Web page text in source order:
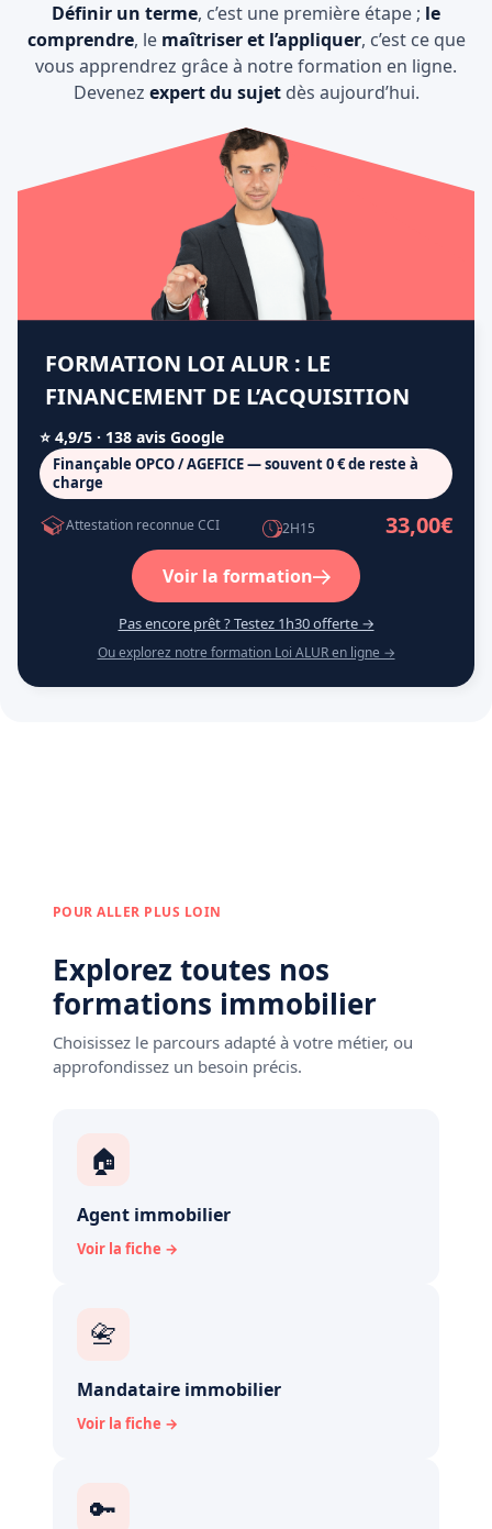
Définir un terme, c’est une première étape ; le
comprendre, le maîtriser et l’appliquer, c’est ce que
vous apprendrez grâce à notre formation en ligne.
Devenez expert du sujetdès aujourd’hui.
FORMATION LOI ALUR : LE
FINANCEMENT DE L’ACQUISITION
⭐ 4,9/5 · 138 avis Google
Finançable OPCO / AGEFICE — souvent 0 € de reste à
charge
Attestation reconnue CCI 2H15 33,00€
Voir la formation
Pas encore prêt ? Testez 1h30 offerte →
Ou explorez notre formation Loi ALUR en ligne →
POUR ALLER PLUS LOIN
Explorez toutes nos
formations immobilier
Choisissez le parcours adapté à votre métier, ou
approfondissez un besoin précis.
🏠
Agent immobilier
Voir la fiche →
📇
Mandataire immobilier
Voir la fiche →
🔑